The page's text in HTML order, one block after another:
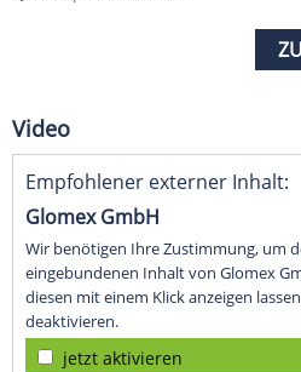
Video
Empfohlener externer Inhalt:
Glomex GmbH
Wir benötigen Ihre Zustimmung, um
eingebundenen Inhalt von Glomex
diesen mit einem Klick anzeigen
deaktivieren.
jetzt aktivieren